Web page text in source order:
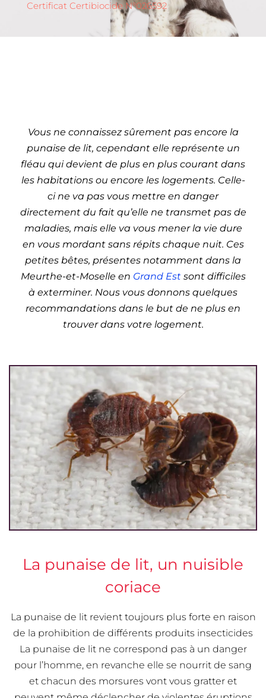
Certificat Certibiocide N°026592
Vous ne connaissez sûrement pas encore la
punaise de lit, cependant elle représente un
fléau qui devient de plus en plus courant dans
les habitations ou encore les logements. Celle-
ci ne va pas vous mettre en danger
directement du fait qu’elle ne transmet pas de
maladies, mais elle va vous mener la vie dure
en vous mordant sans répits chaque nuit. Ces
petites bêtes, présentes notamment dans la
Meurthe-et-Moselle en Grand Estsont difficiles
à exterminer. Nous vous donnons quelques
recommandations dans le but de ne plus en
trouver dans votre logement.
La punaise de lit, un nuisible
coriace
La punaise de lit revient toujours plus forte en raison
de la prohibition de différents produits insecticides
La punaise de lit ne correspond pas à un danger
pour l’homme, en revanche elle se nourrit de sang
et chacun des morsures vont vous gratter et